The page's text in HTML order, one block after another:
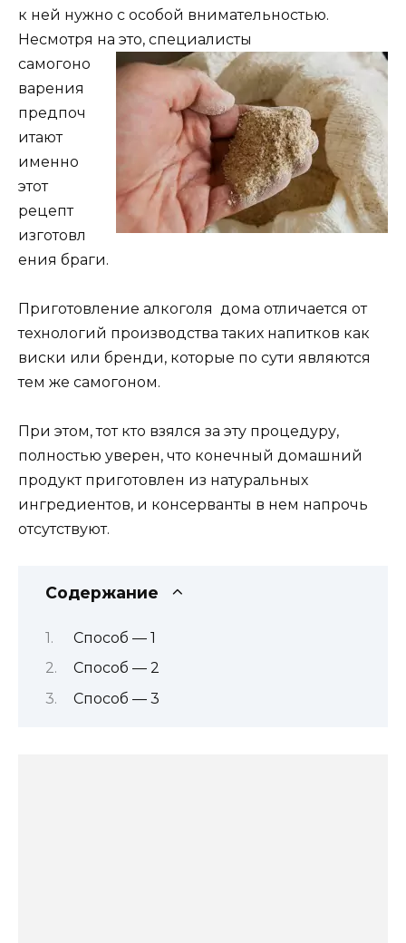
к ней нужно с особой внимательностью.
Несмотря на это, специалисты
самогоно
варения
предпоч
итают
именно
этот
рецепт
изготовл
ения браги.
Приготовление алкоголя дома отличается от
технологий производства таких напитков как
виски или бренди, которые по сути являются
тем же самогоном.
При этом, тот кто взялся за эту процедуру,
полностью уверен, что конечный домашний
продукт приготовлен из натуральных
ингредиентов, и консерванты в нем напрочь
отсутствуют.
Содержание
Способ — 1
Способ — 2
Способ — 3